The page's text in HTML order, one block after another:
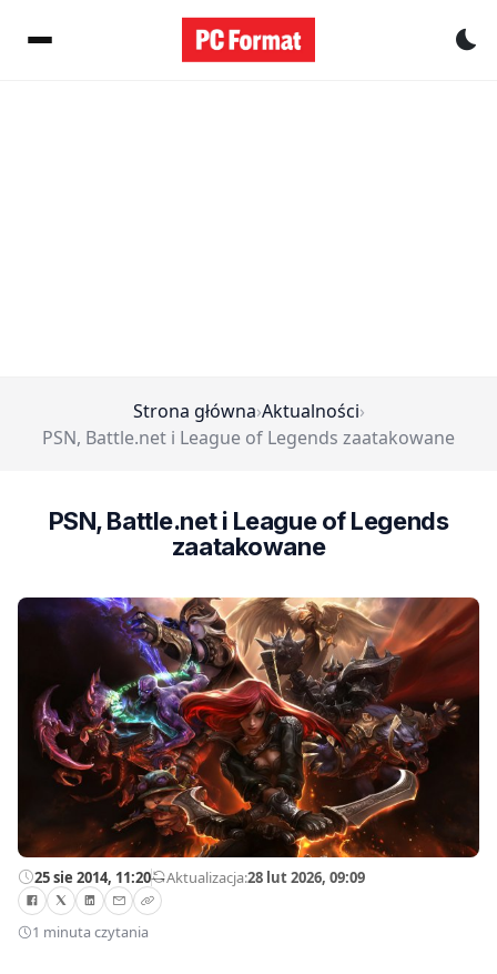
Strona główna›Aktualności›
PSN, Battle.net i League of Legends zaatakowane
PSN, Battle.net i League of Legends
zaatakowane
25 sie 2014, 11:20—Aktualizacja:28 lut 2026, 09:09
1 minuta czytania